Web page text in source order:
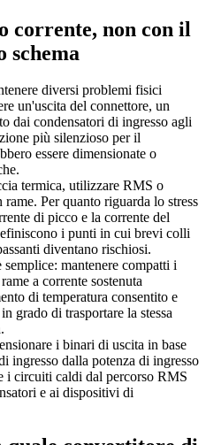
corrente, non con il
schema
diversi problemi fisici
un'uscita del connettore, un
dai condensatori di ingresso agli
più silenzioso per il
essere dimensionate o
termica, utilizzare RMS o
Per quanto riguarda lo stress
di picco e la corrente del
i punti in cui brevi colli
diventano rischiosi.
mantenere compatti i
a corrente sostenuta
di temperatura consentito e
grado di trasportare la stessa
i binari di uscita in base
ingresso dalla potenza di ingresso
i circuiti caldi dal percorso RMS
e ai dispositivi di